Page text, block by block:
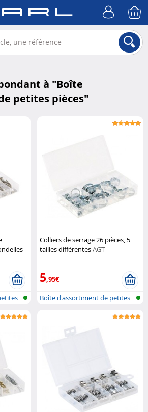
à "Boîte
petites pièces"
Colliers de serrage 26 pièces, 5
tailles différentesAGT
5,95€
Boîte d'assortiment de petites